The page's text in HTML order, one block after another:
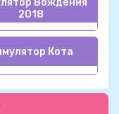
2018
Кота